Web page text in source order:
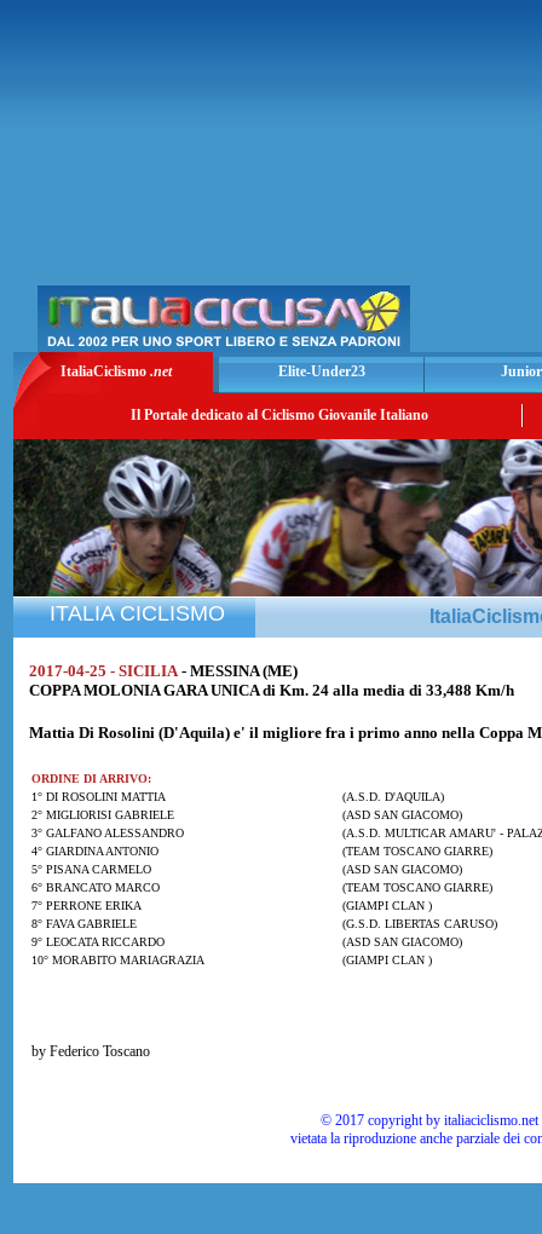
ItaliaCiclismo .net Elite-Under23
Il Portale dedicato al Ciclismo Giovanile Italiano
ITALIA CICLISMO
2017-04-25 - SICILIA - MESSINA (ME)
COPPA MOLONIA GARA UNICA di Km. 24 alla media di 33,488 Km/h
Mattia Di Rosolini (D'Aquila) e' il migliore fra i primo anno nella Coppa
ORDINE DI ARRIVO:
1° DI ROSOLINI MATTIA
(A.S.D. D'AQUILA)
2° MIGLIORISI GABRIELE
(ASD SAN GIACOMO)
3° GALFANO ALESSANDRO
(A.S.D. MULTICAR AMARU' -
4° GIARDINA ANTONIO
(TEAM TOSCANO GIARRE)
5° PISANA CARMELO
(ASD SAN GIACOMO)
6° BRANCATO MARCO
(TEAM TOSCANO GIARRE)
7° PERRONE ERIKA
(GIAMPI CLAN )
8° FAVA GABRIELE
(G.S.D. LIBERTAS CARUSO)
9° LEOCATA RICCARDO
(ASD SAN GIACOMO)
10° MORABITO MARIAGRAZIA
(GIAMPI CLAN )
by Federico Toscano
© 2017 copyright by
vietata la riproduzione anche parziale dei